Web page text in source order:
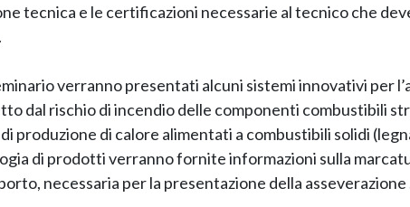
tecnica e le certificazioni necessarie al tecnico che
verranno presentati alcuni sistemi innovativi per
dal rischio di incendio delle componenti combustibili
produzione di calore alimentati a combustibili solidi
di prodotti verranno fornite informazioni sulla
necessaria per la presentazione della